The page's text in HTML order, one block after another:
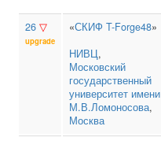
26 ▽
upgrade
«СКИФ T-Forge48»
НИВЦ,
Московский
государственный
университет имени
М.В.Ломоносова,
Москва